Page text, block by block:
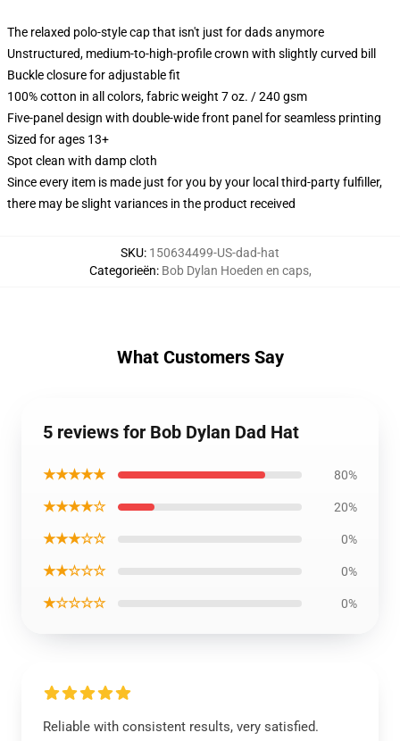
The relaxed polo-style cap that isn't just for dads anymore
Unstructured, medium-to-high-profile crown with slightly curved bill
Buckle closure for adjustable fit
100% cotton in all colors, fabric weight 7 oz. / 240 gsm
Five-panel design with double-wide front panel for seamless printing
Sized for ages 13+
Spot clean with damp cloth
Since every item is made just for you by your local third-party fulfiller,
there may be slight variances in the product received
SKU: 150634499-US-dad-hat
Categorieën: Bob Dylan Hoeden en caps,
What Customers Say
5 reviews for Bob Dylan Dad Hat
★★★★★ 80%
★★★★☆ 20%
★★★☆☆ 0%
★★☆☆☆ 0%
★☆☆☆☆ 0%
Reliable with consistent results, very satisfied.